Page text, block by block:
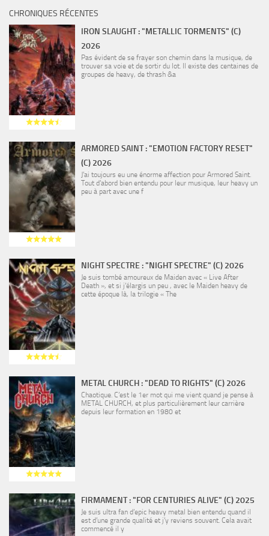
CHRONIQUES RÉCENTES
IRON SLAUGHT : "METALLIC TORMENTS" (C)
2026
Pas évident de se frayer son chemin dans la musique, de
trouver sa voie et de sortir du lot. Il existe des centaines de
groupes de heavy, de thrash &a
ARMORED SAINT : "EMOTION FACTORY RESET"
(C) 2026
J’ai toujours eu une énorme affection pour Armored Saint.
Tout d’abord bien entendu pour leur musique, leur heavy un
peu à part avec une f
NIGHT SPECTRE : "NIGHT SPECTRE" (C) 2026
Je suis tombé amoureux de Maiden avec « Live After
Death », et si j’élargis un peu , avec le Maiden heavy de
cette époque là, la trilogie « The
METAL CHURCH : "DEAD TO RIGHTS" (C) 2026
Chaotique. C’est le 1er mot qui me vient quand je pense à
METAL CHURCH, et plus particulièrement leur carrière
depuis leur formation en 1980 et
FIRMAMENT : "FOR CENTURIES ALIVE" (C) 2025
Je suis ultra fan d’epic heavy metal bien entendu quand il
est d’une grande qualité et j’y reviens souvent. Cela avait
commencé il y